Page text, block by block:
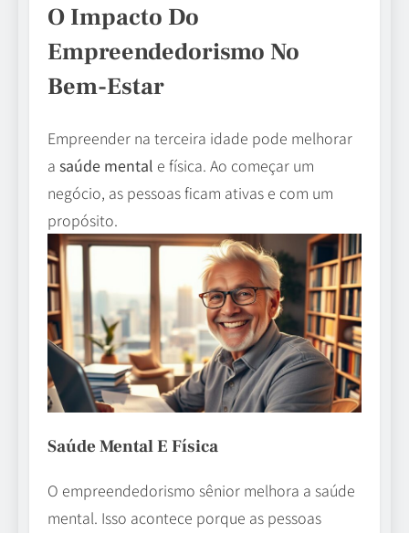
O Impacto Do
Empreendedorismo No
Bem-Estar
Empreender na terceira idade pode melhorar
a saúde mental e física. Ao começar um
negócio, as pessoas ficam ativas e com um
propósito.
Saúde Mental E Física
O empreendedorismo sênior melhora a saúde
mental. Isso acontece porque as pessoas